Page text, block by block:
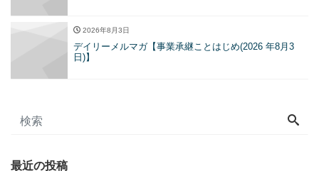
2026年8月3日
デイリーメルマガ【事業承継ことはじめ(2026 年8月3
日)】
最近の投稿